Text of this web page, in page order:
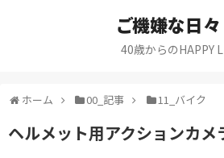
ご機嫌な日々
40歳からのHAPPY
ホーム 00_記事 11_バイク
ヘルメット用アクションカメ